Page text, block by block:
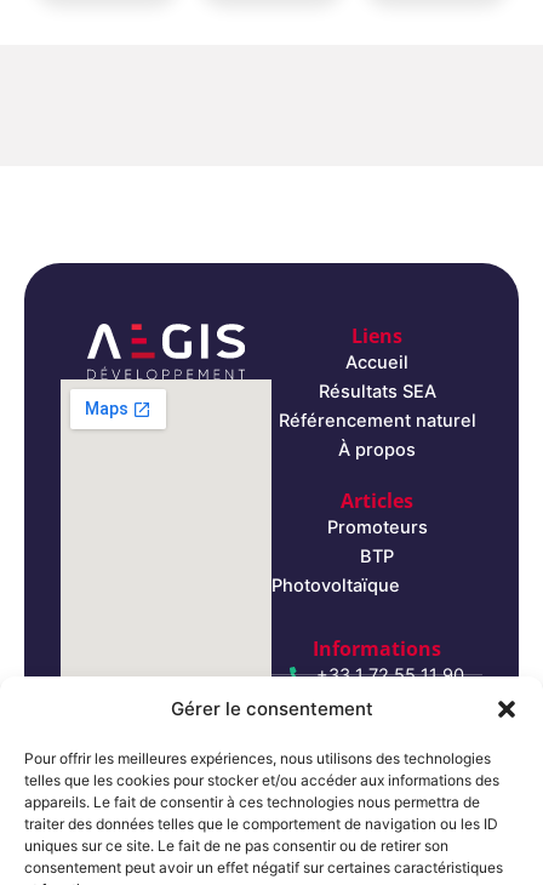
Gérer le consentement
Pour offrir les meilleures expériences, nous utilisons des technologies
telles que les cookies pour stocker et/ou accéder aux informations des
appareils. Le fait de consentir à ces technologies nous permettra de
traiter des données telles que le comportement de navigation ou les ID
uniques sur ce site. Le fait de ne pas consentir ou de retirer son
consentement peut avoir un effet négatif sur certaines caractéristiques
Liens
Accueil
Résultats SEA
Référencement naturel
À propos
Articles
Promoteurs
Photovoltaïque
BTP
Informations
+33 1 72 55 11 90
contact@aegis-
developpement.com